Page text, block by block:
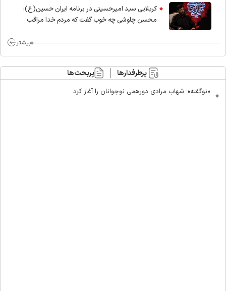
کربلایی سید امیر‌حسینی در برنامه ایران حسین(ع):
محسن چاوشی چه خوب گفت که مردم خدا مراقب
بیشتر
پرطرفدارها پربحث‌ها
«نوگفته»؛ شهاب مرادی دورهمی نوجوانان را آغاز کرد